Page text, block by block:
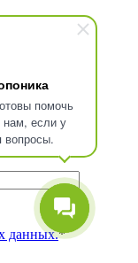
помочь
если у
вопросы.
данных.
данных.*